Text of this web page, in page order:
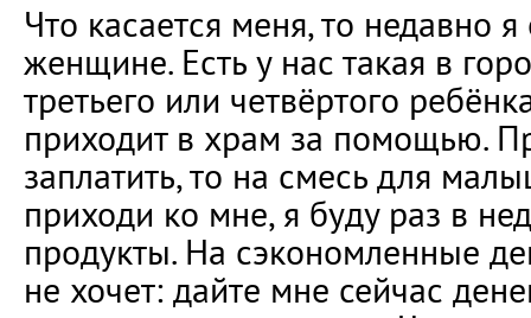
Что касается меня, то недавно
женщине. Есть у нас такая в
третьего или четвёртого
приходит в храм за помощью.
заплатить, то на смесь для
приходи ко мне, я буду раз в
продукты. На сэкономленные
не хочет: дайте мне сейчас